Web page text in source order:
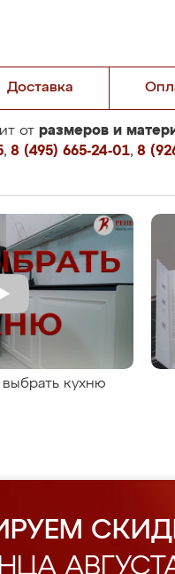
Доставка
от размеров и
, 8 (495) 665-24-01, 8
кухню